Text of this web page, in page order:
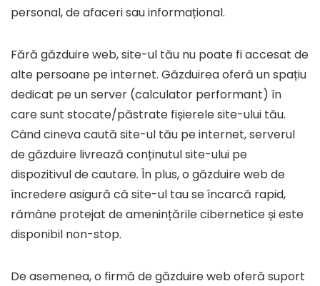
personal, de afaceri sau informațional.
Fără găzduire web, site-ul tău nu poate fi accesat de
alte persoane pe internet. Găzduirea oferă un spațiu
dedicat pe un server (calculator performant) în
care sunt stocate/păstrate fișierele site-ului tău.
Când cineva caută site-ul tău pe internet, serverul
de găzduire livrează conținutul site-ului pe
dispozitivul de cautare. În plus, o găzduire web de
încredere asigură că site-ul tau se încarcă rapid,
rămâne protejat de amenințările cibernetice și este
disponibil non-stop.
De asemenea, o firmă de găzduire web oferă suport